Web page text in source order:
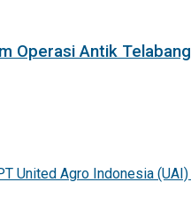
Operasi Antik Telabang